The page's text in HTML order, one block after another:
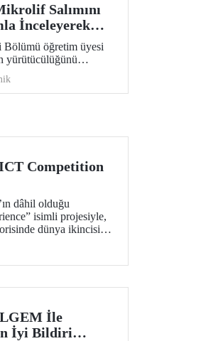
Salımını
İnceleyerek
Stratejileri
TÜBİTAK
öğretim üyesi
yürütücülüğünü
ve Polyester
Koşullarına
UV Maruziyeti ve
Aksiyon Üyeleri
Competition
dâhil olduğu
isimli projesiyle,
dünya ikincisi
İle
İyi Bildiri